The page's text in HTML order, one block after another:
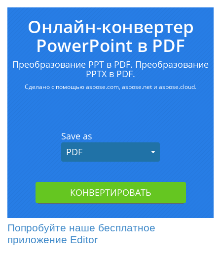
Попробуйте наше бесплатное
приложение Editor